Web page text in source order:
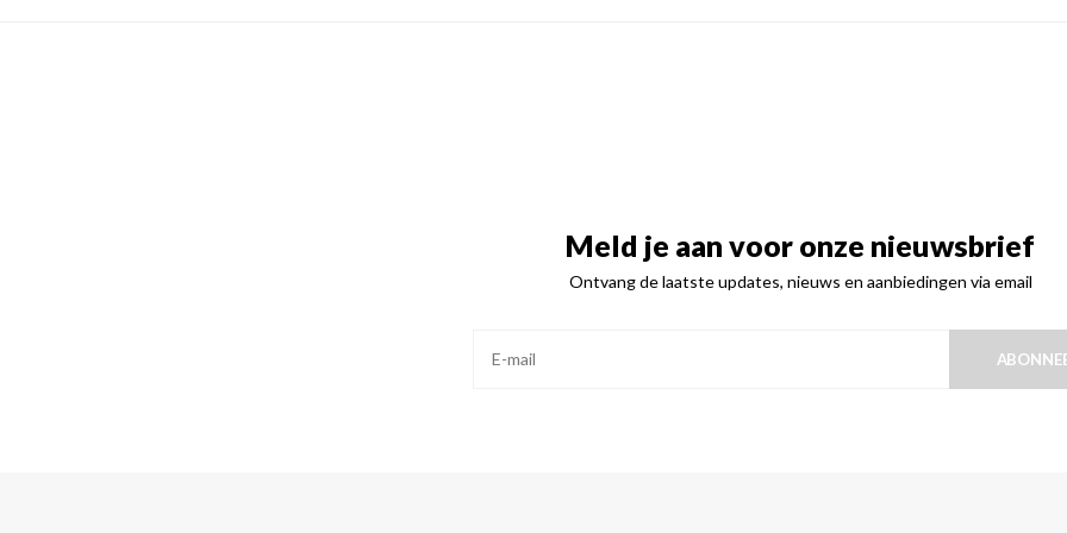
Meld je aan voor onze nieuwsbrief
Ontvang de laatste updates, nieuws en aanbiedingen via email